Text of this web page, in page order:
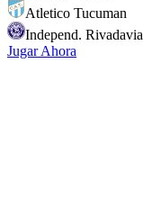
Atletico Tucuman
Independ. Rivadavia
Jugar Ahora